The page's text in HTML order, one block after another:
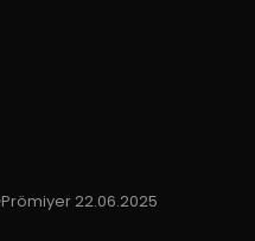
Prömiyer 22.06.2025